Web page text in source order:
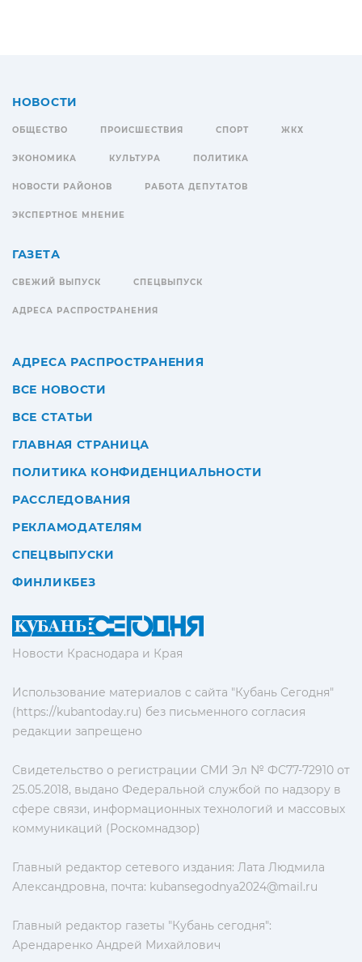
Новости Краснодара и Края
Использование материалов с сайта "Кубань Сегодня"
(https://kubantoday.ru) без письменного согласия
редакции запрещено
Свидетельство о регистрации СМИ Эл № ФС77-72910 от
25.05.2018, выдано Федеральной службой по надзору в
сфере связи, информационных технологий и массовых
коммуникаций (Роскомнадзор)
Главный редактор сетевого издания: Лата Людмила
Александровна, почта: kubansegodnya2024@mail.ru
Главный редактор газеты "Кубань сегодня":
Арендаренко Андрей Михайлович
НОВОСТИ
ОБЩЕСТВО ПРОИСШЕСТВИЯ СПОРТ ЖКХ
ЭКОНОМИКА КУЛЬТУРА ПОЛИТИКА
НОВОСТИ РАЙОНОВ РАБОТА ДЕПУТАТОВ
ЭКСПЕРТНОЕ МНЕНИЕ
ГАЗЕТА
СВЕЖИЙ ВЫПУСК СПЕЦВЫПУСК
АДРЕСА РАСПРОСТРАНЕНИЯ
АДРЕСА РАСПРОСТРАНЕНИЯ
ВСЕ НОВОСТИ
ВСЕ СТАТЬИ
ГЛАВНАЯ СТРАНИЦА
ПОЛИТИКА КОНФИДЕНЦИАЛЬНОСТИ
РАССЛЕДОВАНИЯ
РЕКЛАМОДАТЕЛЯМ
СПЕЦВЫПУСКИ
ФИНЛИКБЕЗ